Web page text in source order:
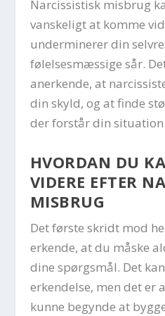
Narcissistisk misbrug
vanskeligt at komme
underminerer din
følelsesmæssige sår.
anerkende, at
din skyld, og at finde
der forstår din situation.
HVORDAN DU
VIDERE EFTER
MISBRUG
Det første skridt mod
erkende, at du måske
dine spørgsmål. Det
erkendelse, men det er
kunne begynde at